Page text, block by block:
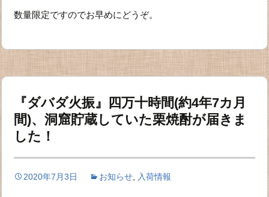
数量限定ですのでお早めにどうぞ。
『ダバダ火振』四万十時間(約4年7カ月
間)、洞窟貯蔵していた栗焼酎が届きま
した！
2020年7月3日 お知らせ, 入荷情報